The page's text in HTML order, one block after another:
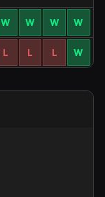
W W W W
L L L W